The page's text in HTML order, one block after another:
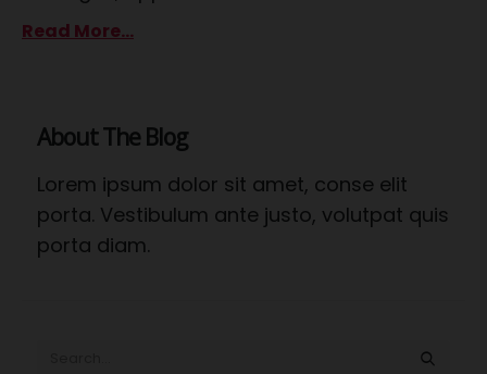
Read More...
About The Blog
Lorem ipsum dolor sit amet, conse elit
porta. Vestibulum ante justo, volutpat quis
porta diam.